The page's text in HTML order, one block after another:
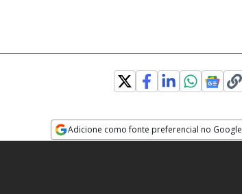
Adicione como fonte preferencial no Google